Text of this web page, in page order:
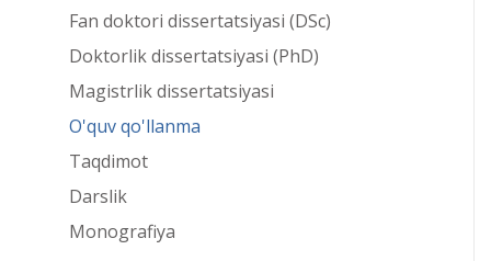
Fan doktori dissertatsiyasi (DSc)
Doktorlik dissertatsiyasi (PhD)
Magistrlik dissertatsiyasi
O'quv qo'llanma
Taqdimot
Darslik
Monografiya